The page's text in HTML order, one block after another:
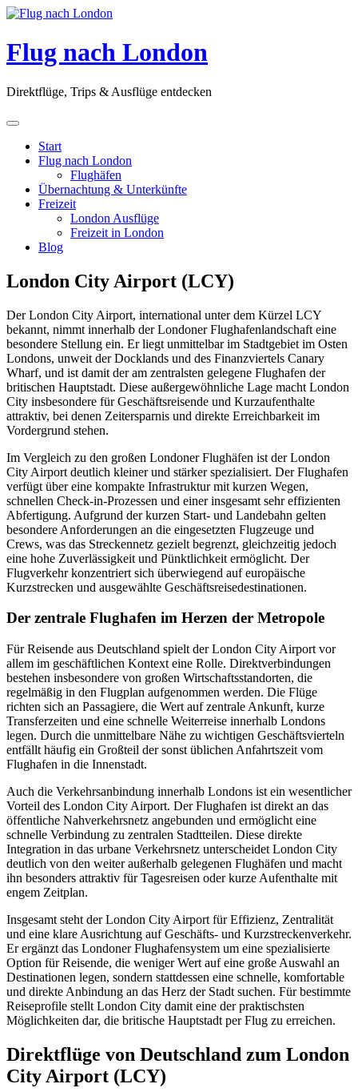
Skip
content
Flug nach London
Direktflüge, Trips & Ausflüge entdecken
Start
Flug nach London
Flughäfen
Übernachtung & Unterkünfte
Freizeit
London Ausflüge
Freizeit in London
Blog
London City Airport (LCY)
Der London City Airport, international unter dem Kürzel LCY
bekannt, nimmt innerhalb der Londoner Flughafenlandschaft eine
besondere Stellung ein. Er liegt unmittelbar im Stadtgebiet im Osten
Londons, unweit der Docklands und des Finanzviertels Canary
Wharf, und ist damit der am zentralsten gelegene Flughafen der
britischen Hauptstadt. Diese außergewöhnliche Lage macht London
City insbesondere für Geschäftsreisende und Kurzaufenthalte
attraktiv, bei denen Zeitersparnis und direkte Erreichbarkeit im
Vordergrund stehen.
Im Vergleich zu den großen Londoner Flughäfen ist der London
City Airport deutlich kleiner und stärker spezialisiert. Der Flughafen
verfügt über eine kompakte Infrastruktur mit kurzen Wegen,
schnellen Check-in-Prozessen und einer insgesamt sehr effizienten
Abfertigung. Aufgrund der kurzen Start- und Landebahn gelten
besondere Anforderungen an die eingesetzten Flugzeuge und
Crews, was das Streckennetz gezielt begrenzt, gleichzeitig jedoch
eine hohe Zuverlässigkeit und Pünktlichkeit ermöglicht. Der
Flugverkehr konzentriert sich überwiegend auf europäische
Kurzstrecken und ausgewählte Geschäftsreisedestinationen.
Der zentrale Flughafen im Herzen der Metropole
Für Reisende aus Deutschland spielt der London City Airport vor
allem im geschäftlichen Kontext eine Rolle. Direktverbindungen
bestehen insbesondere von großen Wirtschaftsstandorten, die
regelmäßig in den Flugplan aufgenommen werden. Die Flüge
richten sich an Passagiere, die Wert auf zentrale Ankunft, kurze
Transferzeiten und eine schnelle Weiterreise innerhalb Londons
legen. Durch die unmittelbare Nähe zu wichtigen Geschäftsvierteln
entfällt häufig ein Großteil der sonst üblichen Anfahrtszeit vom
Flughafen in die Innenstadt.
Auch die Verkehrsanbindung innerhalb Londons ist ein wesentlicher
Vorteil des London City Airport. Der Flughafen ist direkt an das
öffentliche Nahverkehrsnetz angebunden und ermöglicht eine
schnelle Verbindung zu zentralen Stadtteilen. Diese direkte
Integration in das urbane Verkehrsnetz unterscheidet London City
deutlich von den weiter außerhalb gelegenen Flughäfen und macht
ihn besonders attraktiv für Tagesreisen oder kurze Aufenthalte mit
engem Zeitplan.
Insgesamt steht der London City Airport für Effizienz, Zentralität
und eine klare Ausrichtung auf Geschäfts- und Kurzstreckenverkehr.
Er ergänzt das Londoner Flughafensystem um eine spezialisierte
Option für Reisende, die weniger Wert auf eine große Auswahl an
Destinationen legen, sondern stattdessen eine schnelle, komfortable
und direkte Anbindung an das Herz der Stadt suchen. Für bestimmte
Reiseprofile stellt London City damit eine der praktischsten
Möglichkeiten dar, die britische Hauptstadt per Flug zu erreichen.
Direktflüge von Deutschland zum London
City Airport (LCY)